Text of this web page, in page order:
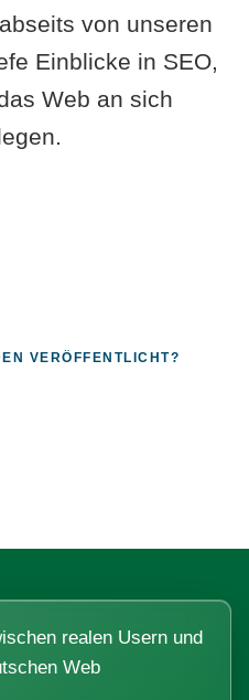
von unseren
Einblicke in SEO,
Web an sich
VERÖFFENTLICHT?
realen Usern und
Web